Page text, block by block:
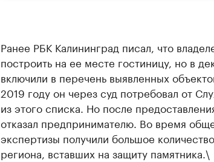
Ранее РБК Калининград писал, что
построить на ее месте гостиницу, но в
включили в перечень выявленных
2019 году он через суд потребовал от
из этого списка. Но после
отказал предпринимателю. Во время
экспертизы получили большое
региона, вставших на защиту памятника.\